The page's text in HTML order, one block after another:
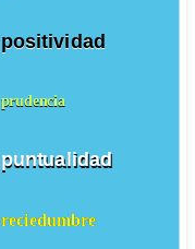
positividad
prudencia
puntualidad
reciedumbre